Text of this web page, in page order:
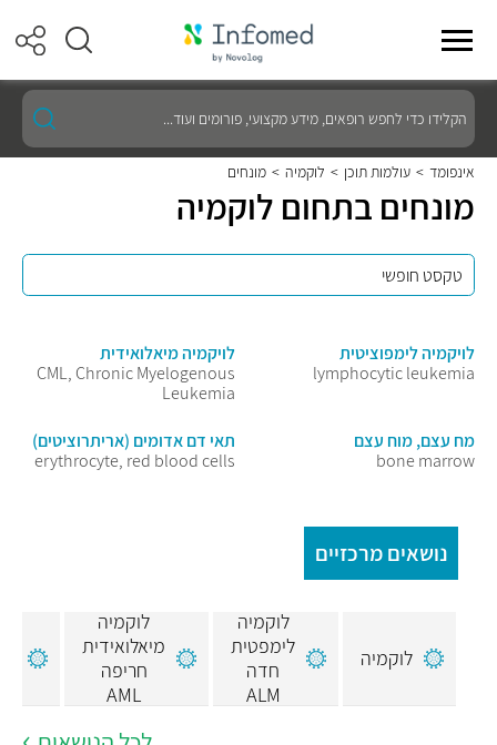
הקלידו
כדי
לחפש
רופאים,
מידע
מקצועי,
פורומים
אינפומד > עולמות תוכן > לוקמיה > מונחים
מונחים בתחום לוקמיה
לויקמיה לימפוציטית
lymphocytic leukemia
לויקמיה מיאלואידית
CML, Chronic Myelogenous
Leukemia
מח עצם, מוח עצם
bone marrow
תאי דם אדומים (אריתרוציטים)
erythrocyte, red blood cells
נושאים מרכזיים
לוקמיה
לוקמיה
לימפטית
חדה
ALM
לוקמיה
מיאלואידית
חריפה
AML